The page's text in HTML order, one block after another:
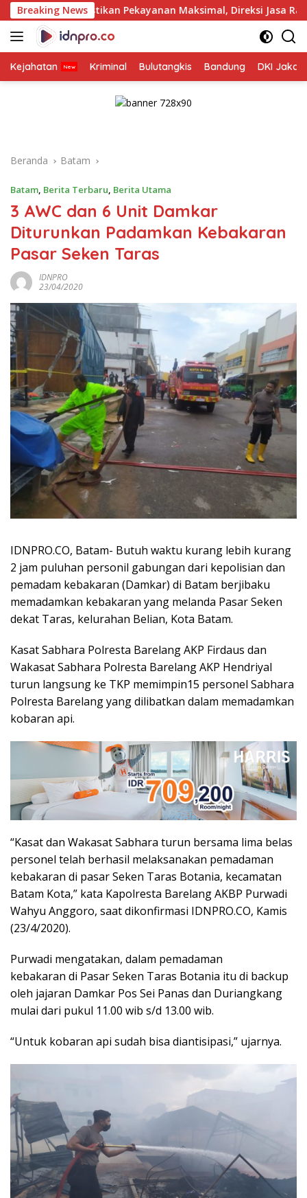
Langsung
ke
konten
Breaking News
Pekayanan Maksimal, Direksi Jasa Raharja Tinjau Korban
Kejahatan Kriminal Bulutangkis Bandung DKI
Beranda Batam
Batam, Berita Terbaru, Berita Utama
3 AWC dan 6 Unit Damkar
Diturunkan Padamkan Kebakaran
Pasar Seken Taras
IDNPRO
23/04/2020
IDNPRO.CO, Batam- Butuh waktu kurang lebih kurang
2 jam puluhan personil gabungan dari kepolisian dan
pemadam kebakaran (Damkar) di Batam berjibaku
memadamkan kebakaran yang melanda Pasar Seken
dekat Taras, kelurahan Belian, Kota Batam.
Kasat Sabhara Polresta Barelang AKP Firdaus dan
Wakasat Sabhara Polresta Barelang AKP Hendriyal
turun langsung ke TKP memimpin15 personel Sabhara
Polresta Barelang yang dilibatkan dalam memadamkan
kobaran api.
“Kasat dan Wakasat Sabhara turun bersama lima belas
personel telah berhasil melaksanakan pemadaman
kebakaran di pasar Seken Taras Botania, kecamatan
Batam Kota,” kata Kapolresta Barelang AKBP Purwadi
Wahyu Anggoro, saat dikonfirmasi IDNPRO.CO, Kamis
(23/4/2020).
Purwadi mengatakan, dalam pemadaman
kebakaran di Pasar Seken Taras Botania itu di backup
oleh jajaran Damkar Pos Sei Panas dan Duriangkang
mulai dari pukul 11.00 wib s/d 13.00 wib.
“Untuk kobaran api sudah bisa diantisipasi,” ujarnya.